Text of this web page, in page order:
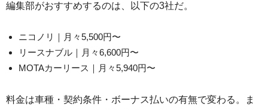
編集部がおすすめするのは、以下の3社だ。
ニコノリ｜月々5,500円〜
リースナブル｜月々6,600円〜
MOTAカーリース｜月々5,940円〜
料金は車種・契約条件・ボーナス払いの有無で変わる。ま